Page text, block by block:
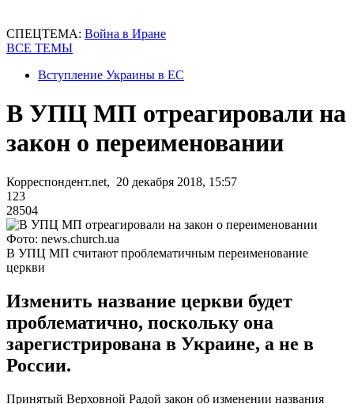
СПЕЦТЕМА: Война в Иране
ВСЕ ТЕМЫ
Вступление Украины в ЕС
В УПЦ МП отреагировали на
закон о переименовании
Корреспондент.net, 20 декабря 2018, 15:57
123
28504
Фото: news.church.ua
В УПЦ МП считают проблематичным переименование
церкви
Изменить название церкви будет
проблематично, поскольку она
зарегистрирована в Украине, а не в
России.
Принятый Верховной Радой закон об изменении названия